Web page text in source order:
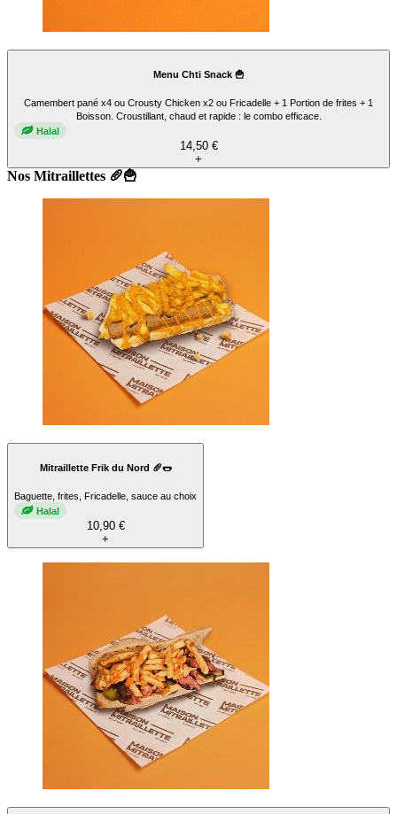
Menu Chti Snack 🍟
Camembert pané x4 ou Crousty Chicken x2 ou Fricadelle + 1 Portion de frites + 1
Boisson. Croustillant, chaud et rapide : le combo efficace.
Halal
14,50 €
+
Nos Mitraillettes 🥖🍟
Mitraillette Frik du Nord 🥖🌭
Baguette, frites, Fricadelle, sauce au choix
Halal
10,90 €
+